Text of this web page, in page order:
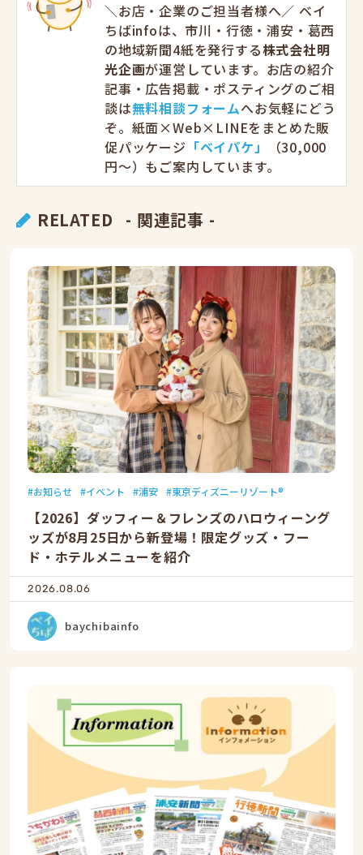
＼お店・企業のご担当者様へ／ ベイ
ちばinfoは、市川・行徳・浦安・葛西
の地域新聞4紙を発行する株式会社明
光企画が運営しています。お店の紹介
記事・広告掲載・ポスティングのご相
談は無料相談フォームへお気軽にどう
ぞ。紙面×Web×LINEをまとめた販
促パッケージ 「ベイパケ」
（30,000
円〜）もご案内しています。
RELATED - 関連記事 -
お知らせ イベント 浦安 東京ディズニーリゾート®
【2026】ダッフィー＆フレンズのハロウィーング
ッズが8月25日から新登場！限定グッズ・フー
ド・ホテルメニューを紹介
2026.08.06
baychibainfo